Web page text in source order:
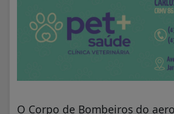
O Corpo de Bombeiros do